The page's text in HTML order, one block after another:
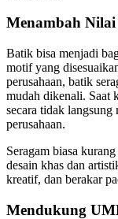
Menambah
Batik bisa menjadi
motif yang
perusahaan, batik
mudah dikenali. Saat
secara tidak langsung
perusahaan.
Seragam biasa
desain khas dan
kreatif, dan berakar
Mendukung